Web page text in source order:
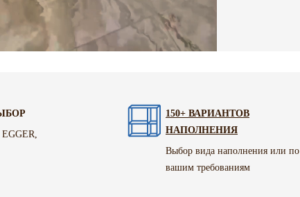
150+ ВАРИАНТОВ
НАПОЛНЕНИЯ
Выбор вида наполнения или по
вашим требованиям